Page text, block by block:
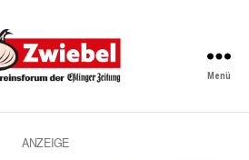
Vereinsforum
Menü
ANZEIGE